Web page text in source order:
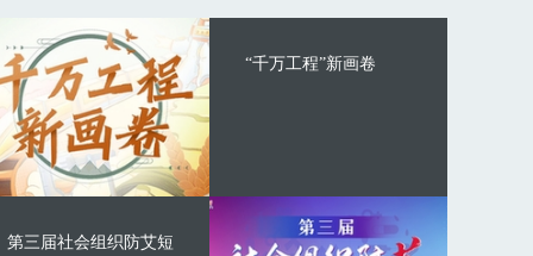
“千万工程”新画卷
第三届社会组织防艾短